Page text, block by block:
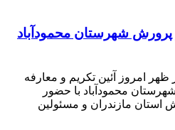
شهرستان محمودآباد
ظهر امروز آئین تکریم و معارفه
محمودآباد با حضور
مازندران و مسئولین